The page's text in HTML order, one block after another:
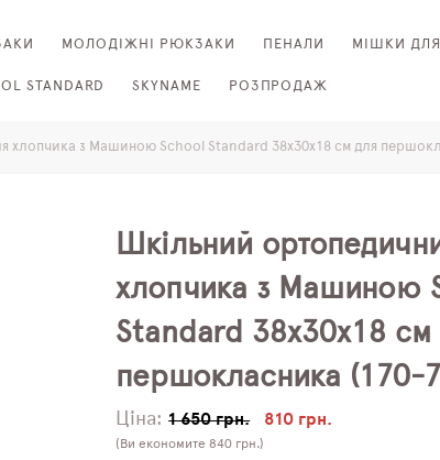
МОЛОДІЖНІ РЮКЗАКИ ПЕНАЛИ МІШКИ ДЛЯ
STANDARD SKYNAME РОЗПРОДАЖ
хлопчика з Машиною School Standard 38х30х18 см для
Шкільний
хлопчика з Машиною
Standard 38х30х18 см
першокласника (170-
Ціна: 1 650 грн. 810 грн.
(Ви економите 840 грн.)